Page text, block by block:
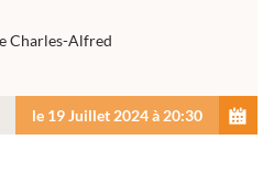
Charles-Alfred
le 19 Juillet 2024 à 20:30